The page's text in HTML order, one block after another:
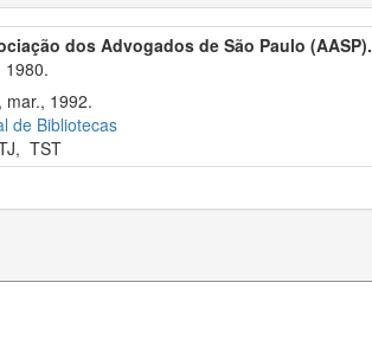
dos Advogados de São Paulo (AASP).
1980.
1992.
de Bibliotecas
, TST